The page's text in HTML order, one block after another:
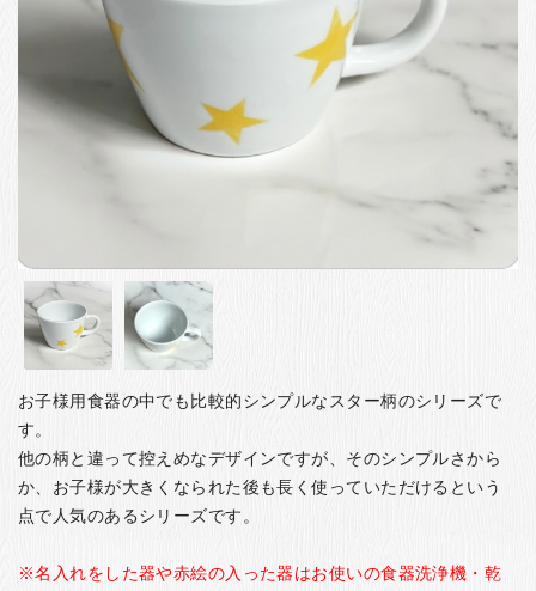
お問い合わせ
お知らせ
箸ブログ
お子様用食器の中でも比較的シンプルなスター柄のシリーズで
す。
他の柄と違って控えめなデザインですが、そのシンプルさから
か、お子様が大きくなられた後も長く使っていただけるという
点で人気のあるシリーズです。
※名入れをした器や赤絵の入った器はお使いの食器洗浄機・乾